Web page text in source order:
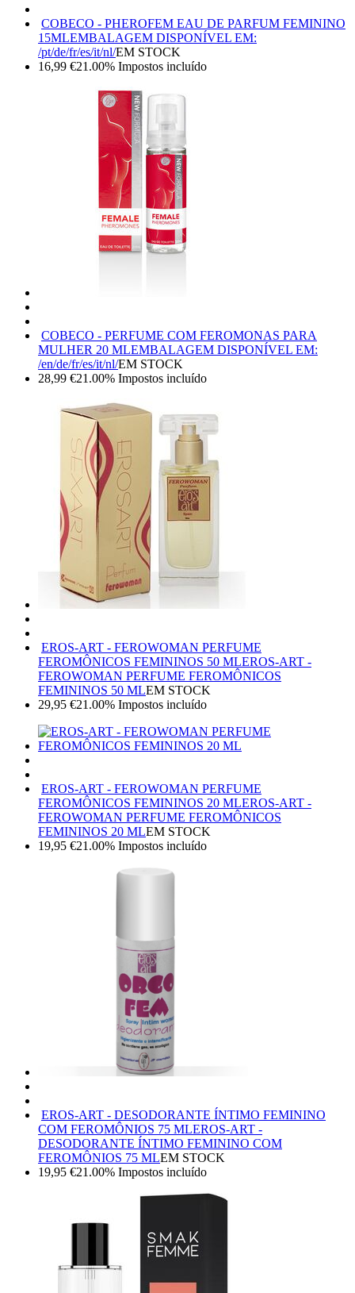
COBECO - PHEROFEM EAU DE PARFUM FEMININO
15MLEMBALAGEM DISPONÍVEL EM:
/pt/de/fr/es/it/nl/EM STOCK
16,99 €21.00% Impostos incluído
COBECO - PERFUME COM FEROMONAS PARA
MULHER 20 MLEMBALAGEM DISPONÍVEL EM:
/en/de/fr/es/it/nl/EM STOCK
28,99 €21.00% Impostos incluído
EROS-ART - FEROWOMAN PERFUME
FEROMÔNICOS FEMININOS 50 MLEROS-ART -
FEROWOMAN PERFUME FEROMÔNICOS
FEMININOS 50 MLEM STOCK
29,95 €21.00% Impostos incluído
EROS-ART - FEROWOMAN PERFUME
FEROMÔNICOS FEMININOS 20 MLEROS-ART -
FEROWOMAN PERFUME FEROMÔNICOS
FEMININOS 20 MLEM STOCK
19,95 €21.00% Impostos incluído
EROS-ART - DESODORANTE ÍNTIMO FEMININO
COM FEROMÔNIOS 75 MLEROS-ART -
DESODORANTE ÍNTIMO FEMININO COM
FEROMÔNIOS 75 MLEM STOCK
19,95 €21.00% Impostos incluído